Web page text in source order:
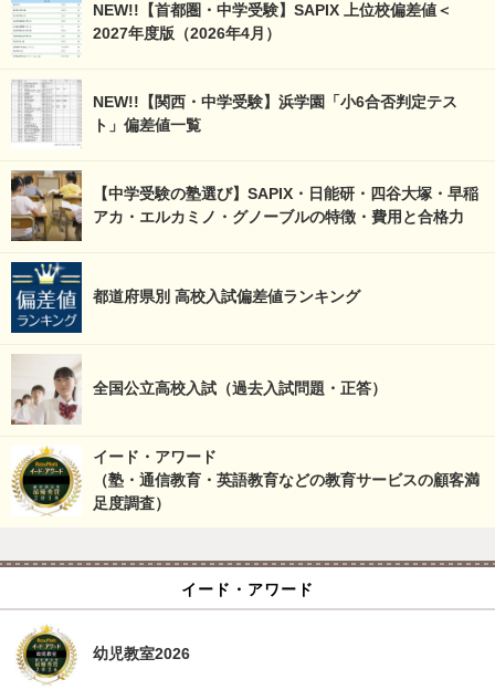
NEW!!【首都圏・中学受験】SAPIX 上位校偏差値＜
2027年度版（2026年4月）
NEW!!【関西・中学受験】浜学園「小6合否判定テス
ト」偏差値一覧
【中学受験の塾選び】SAPIX・日能研・四谷大塚・早稲
アカ・エルカミノ・グノーブルの特徴・費用と合格力
都道府県別 高校入試偏差値ランキング
全国公立高校入試（過去入試問題・正答）
イード・アワード
（塾・通信教育・英語教育などの教育サービスの顧客満
足度調査）
イード・アワード
幼児教室2026